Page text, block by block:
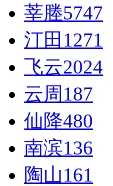
莘塍5747
汀田 1271
飞云2024
云周 187
仙降480
南滨136
陶山161